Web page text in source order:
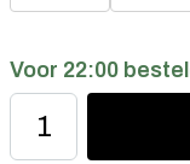
Voor 22:00